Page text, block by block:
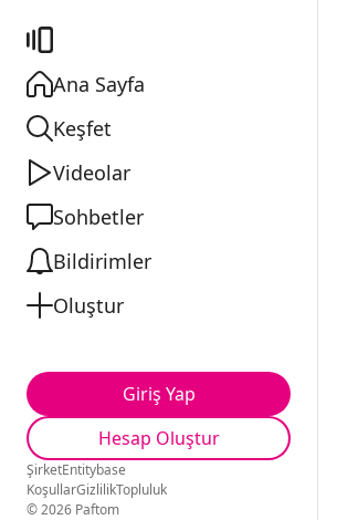
Ana Sayfa
Keşfet
Videolar
Sohbetler
Bildirimler
Oluştur
Giriş Yap
Hesap Oluştur
ŞirketEntitybase
KoşullarGizlilikTopluluk
© 2026 Paftom